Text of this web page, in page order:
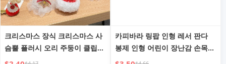
크리스마스 장식 크리스마스 사
슴뿔 플러시 오리 주둥이 클립
귀여운 요정 머리 장식 크리스마
카피바라 링팝 인형 레서 판다
봉제 인형 어린이 장난감 손목
인형 생일 선물